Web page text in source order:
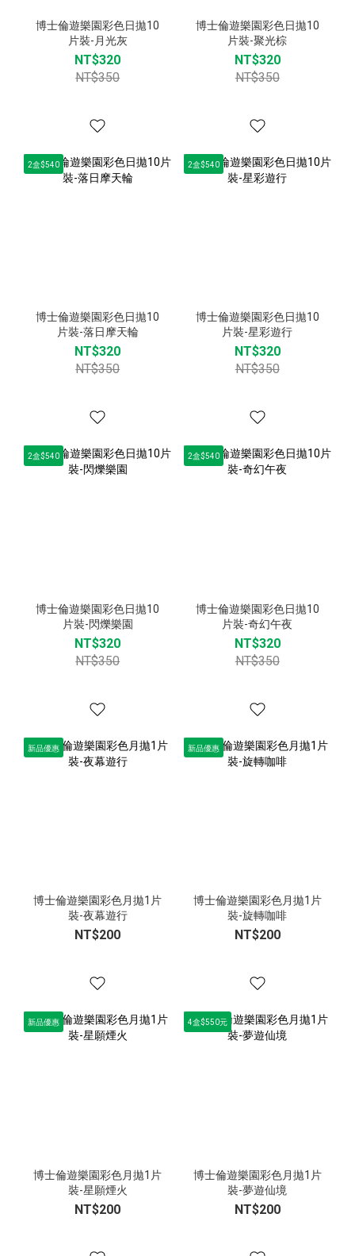
博士倫遊樂園彩色日拋10
片裝-月光灰
NT$320
NT$350
博士倫遊樂園彩色日拋10
片裝-聚光棕
NT$320
NT$350
2盒$540
博士倫遊樂園彩色日拋10
片裝-落日摩天輪
NT$320
NT$350
2盒$540
博士倫遊樂園彩色日拋10
片裝-星彩遊行
NT$320
NT$350
2盒$540
博士倫遊樂園彩色日拋10
片裝-閃爍樂園
NT$320
NT$350
2盒$540
博士倫遊樂園彩色日拋10
片裝-奇幻午夜
NT$320
NT$350
新品優惠
博士倫遊樂園彩色月拋1片
裝-夜幕遊行
NT$200
新品優惠
博士倫遊樂園彩色月拋1片
裝-旋轉咖啡
NT$200
新品優惠
博士倫遊樂園彩色月拋1片
裝-星願煙火
NT$200
4盒$550元
博士倫遊樂園彩色月拋1片
裝-夢遊仙境
NT$200